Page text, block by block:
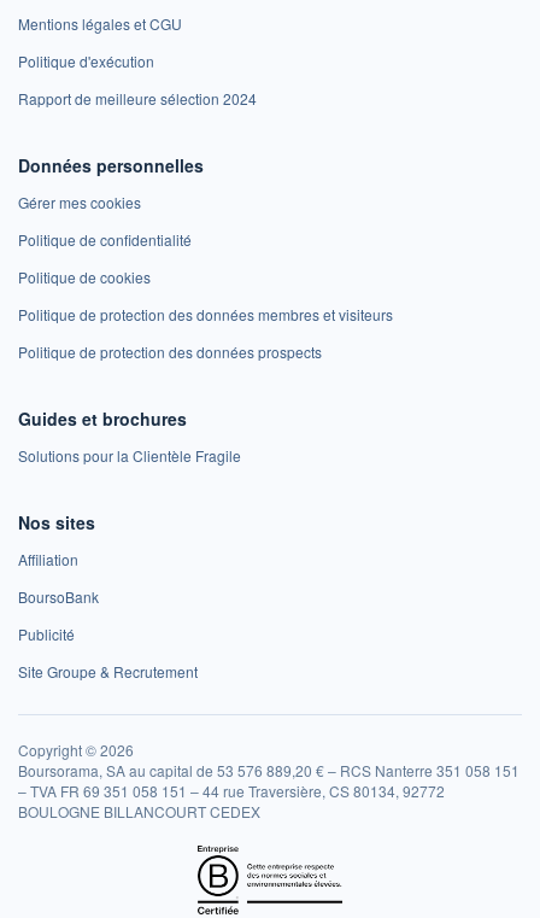
Mentions légales et CGU
Politique d'exécution
Rapport de meilleure sélection 2024
Données personnelles
Gérer mes cookies
Politique de confidentialité
Politique de cookies
Politique de protection des données membres et visiteurs
Politique de protection des données prospects
Guides et brochures
Solutions pour la Clientèle Fragile
Nos sites
Affiliation
BoursoBank
Publicité
Site Groupe & Recrutement
Copyright © 2026
Boursorama, SA au capital de 53 576 889,20 € – RCS Nanterre 351 058 151
– TVA FR 69 351 058 151 – 44 rue Traversière, CS 80134, 92772
BOULOGNE BILLANCOURT CEDEX